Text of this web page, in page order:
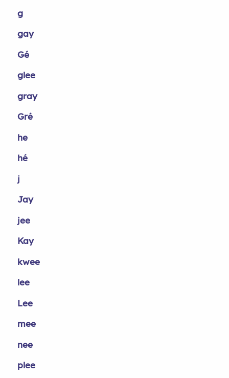
g
gay
Gé
glee
gray
Gré
he
hé
j
Jay
jee
Kay
kwee
lee
Lee
mee
nee
plee